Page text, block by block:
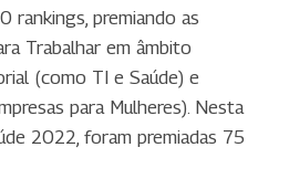
rankings, premiando as
Trabalhar em âmbito
(como TI e Saúde) e
para Mulheres). Nesta
2022, foram premiadas 75